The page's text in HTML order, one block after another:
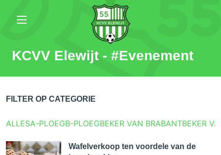
KCVV Elewijt - #Evenement
FILTER OP CATEGORIE
ALLESA-PLOEGB-PLOEGBEKER VAN BRABANTBEKER
Wafelverkoop ten voordele van de